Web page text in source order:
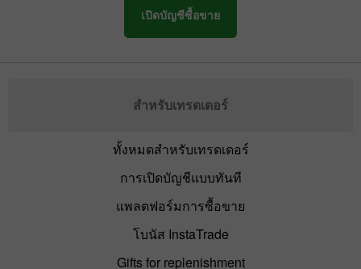
เปิดบัญชีซื้อขาย
สำหรับเทรดเดอร์
ทั้งหมดสำหรับเทรดเดอร์
การเปิดบัญชีแบบทันที
แพลตฟอร์มการซื้อขาย
โบนัส InstaTrade
Gifts for replenishment